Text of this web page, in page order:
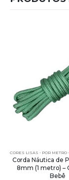
,POR METRO - 8MM -
,PE - 8MM -
Corda Náutica de
8mm (1 metro) –
Bebê